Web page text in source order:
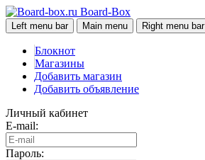
Board-Box
Left menu bar Main menu Right menu bar
Блокнот
Магазины
Добавить магазин
Добавить объявление
Личный кабинет
E-mail:
Пароль: